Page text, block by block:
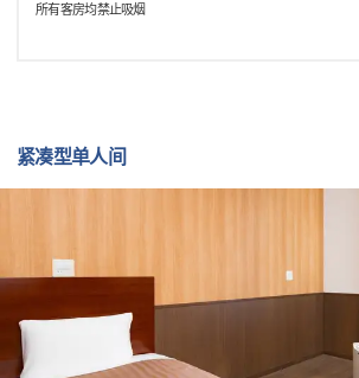
所有客房均禁止吸烟
紧凑型单人间